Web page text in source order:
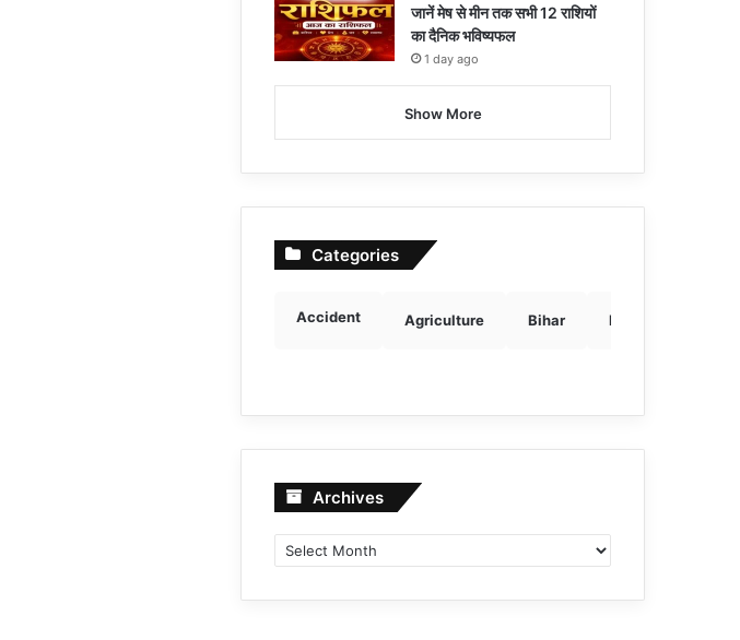
जानें मेष से मीन तक सभी 12 राशियों
का दैनिक भविष्यफल
1 day ago
Show More
Categories
Accident Agriculture Bihar Breaking news
Archives Archives